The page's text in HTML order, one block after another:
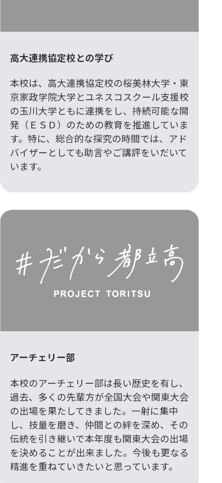
高大連携協定校との学び
本校は、高大連携協定校の桜美林大学・東
京家政学院大学とユネスコスクール支援校
の玉川大学ともに連携をし、持続可能な開
発（ＥＳＤ）のための教育を推進していま
す。特に、総合的な探究の時間では、アド
バイザーとしても助言やご講評をいだいて
います。
アーチェリー部
本校のアーチェリー部は長い歴史を有し、
過去、多くの先輩方が全国大会や関東大会
の出場を果たしてきました。一射に集中
し、技量を磨き、仲間との絆を深め、その
伝統を引き継いで本年度も関東大会の出場
を決めることが出来ました。今後も更なる
精進を重ねていきたいと思っています。